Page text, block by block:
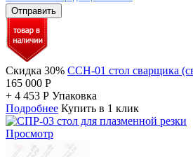
Отправить
Скидка 30% ССН-01 стол сварщика
165 000 Р
+ 4 453 Р Упаковка
Подробнее Купить в 1 клик
Просмотр